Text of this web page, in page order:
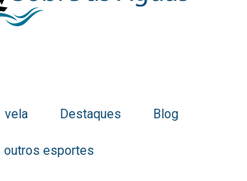
vela Destaques Blog
outros esportes